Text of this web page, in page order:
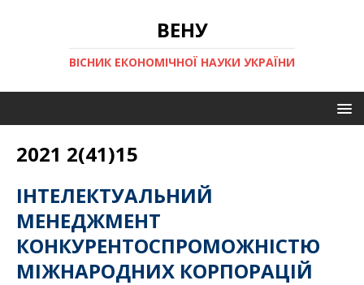
ВЕНУ
ВІСНИК ЕКОНОМІЧНОЇ НАУКИ УКРАЇНИ
2021 2(41)15
ІНТЕЛЕКТУАЛЬНИЙ
МЕНЕДЖМЕНТ
КОНКУРЕНТОСПРОМОЖНІСТЮ
МІЖНАРОДНИХ КОРПОРАЦІЙ